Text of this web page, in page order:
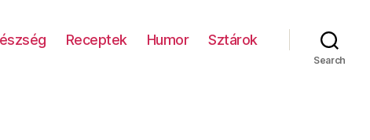
Receptek Humor Sztárok
Search